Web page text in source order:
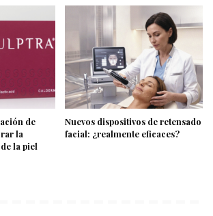
de
la
la piel
Nuevos dispositivos de retensado
facial: ¿realmente eficaces?